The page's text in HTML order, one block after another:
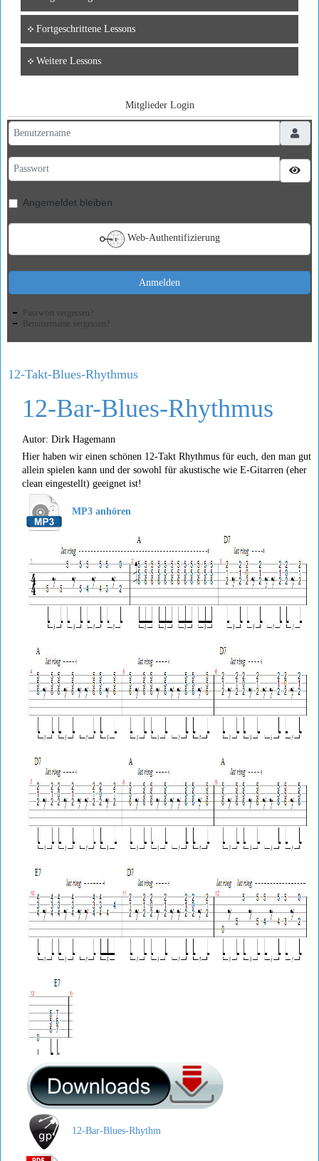
Fortgeschrittene Lessons
Weitere Lessons
Mitglieder Login
Benutzername
Passwort
Angemeldet bleiben
Web-Authentifizierung
Anmelden
Passwort vergessen?
Benutzername vergessen?
12-Takt-Blues-Rhythmus
12-Bar-Blues-Rhythmus
Autor: Dirk Hagemann
Hier haben wir einen schönen 12-Takt Rhythmus für euch, den man gut
allein spielen kann und der sowohl für akustische wie E-Gitarren (eher
clean eingestellt) geeignet ist!
MP3 anhören
12-Bar-Blues-Rhythm